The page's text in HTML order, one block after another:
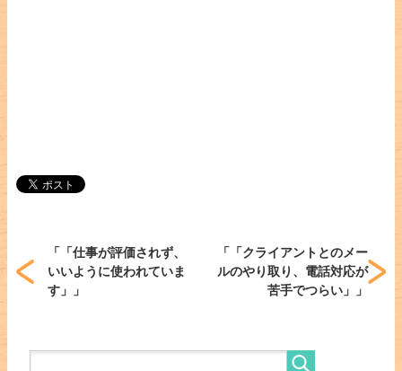
「 「クライアントとのメー
ルのやり取り、電話対応が
苦手でつらい」
」
「 「仕事が評価されず、
いいように使われていま
す」
」